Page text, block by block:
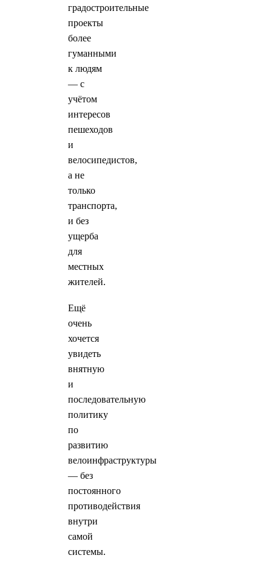
градостроительные
проекты
более
гуманными
к людям
— с
учётом
интересов
пешеходов
и
велосипедистов,
а не
только
транспорта,
и без
ущерба
для
местных
жителей.
Ещё
очень
хочется
увидеть
внятную
и
последовательную
политику
по
развитию
велоинфраструктуры
— без
постоянного
противодействия
внутри
самой
системы.